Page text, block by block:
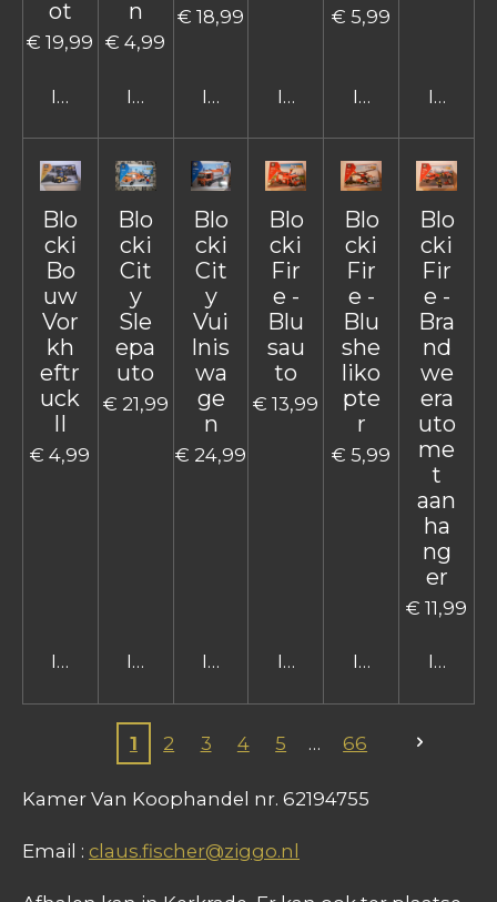
ot
€ 19,99
In winkelwagen
n
€ 4,99
In winkelwagen
€ 18,99
In winkelwagenIn winkelwagen
€ 5,99
In In
Blo
cki
Bo
uw
Vor
kh
eftr
uck
II
€ 4,99
In winkelwagen
Blo
cki
Cit
y
Sle
epa
uto
€ 21,99
In winkelwagen
Blo
cki
Cit
y
Vui
lnis
wa
ge
n
€ 24,99
In winkelwagen
Blo
cki
Fir
e -
Blu
sau
to
€ 13,99
In winkelwagen
Blo
cki
Fir
e -
Blu
she
liko
pte
r
€ 5,99
In
Blo
cki
Fir
e -
Bra
nd
we
era
uto
me
t
aan
ha
ng
er
€ 11,99
In
1 2 3 4 5 66
Kamer Van Koophandel nr. 62194755
Email : claus.fischer@ziggo.nl